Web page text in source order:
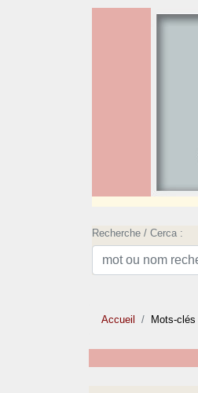
Recherche / Cerca :
Accueil Mots-clés